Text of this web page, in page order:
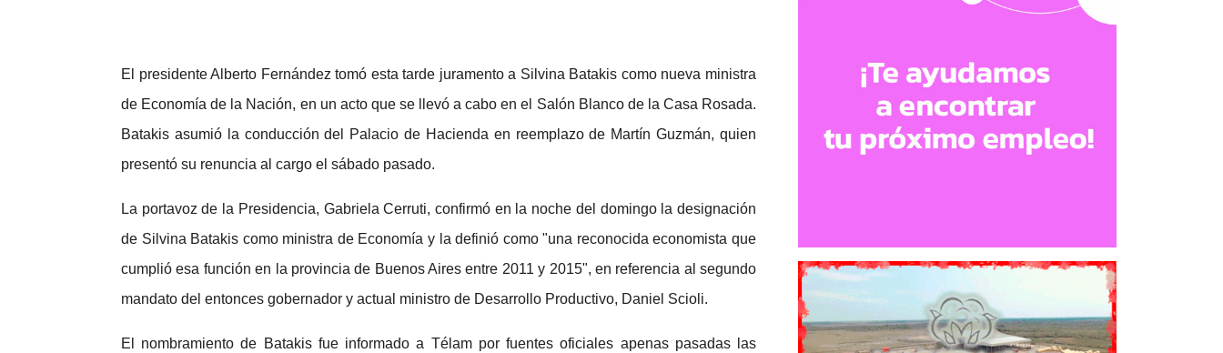
El presidente Alberto Fernández tomó esta tarde juramento a Silvina Batakis como nueva ministra
de Economía de la Nación, en un acto que se llevó a cabo en el Salón Blanco de la Casa Rosada.
Batakis asumió la conducción del Palacio de Hacienda en reemplazo de Martín Guzmán, quien
presentó su renuncia al cargo el sábado pasado.
La portavoz de la Presidencia, Gabriela Cerruti, confirmó en la noche del domingo la designación
de Silvina Batakis como ministra de Economía y la definió como "una reconocida economista que
cumplió esa función en la provincia de Buenos Aires entre 2011 y 2015", en referencia al segundo
mandato del entonces gobernador y actual ministro de Desarrollo Productivo, Daniel Scioli.
El nombramiento de Batakis fue informado a Télam por fuentes oficiales apenas pasadas las